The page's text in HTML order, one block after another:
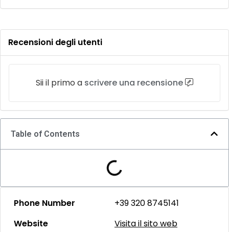
Recensioni degli utenti
Sii il primo a scrivere una recensione
Table of Contents
Phone Number
+39 320 8745141
Website
Visita il sito web